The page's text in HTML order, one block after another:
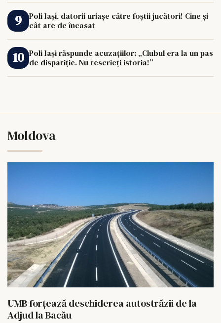
Poli Iași, datorii uriașe către foștii jucători! Cine și
cât are de încasat
Poli Iași răspunde acuzațiilor: „Clubul era la un pas
de dispariție. Nu rescrieți istoria!”
Moldova
UMB forțează deschiderea autostrăzii de la
Adjud la Bacău